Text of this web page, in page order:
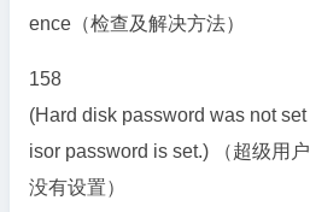
ence（检查及解决方法）
158
(Hard disk password was not
isor password is set.) （超级用
没有设置）